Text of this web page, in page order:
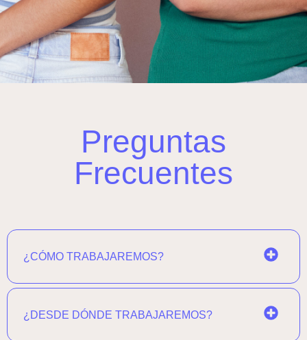
Preguntas
Frecuentes
¿CÓMO TRABAJAREMOS?
¿DESDE DÓNDE TRABAJAREMOS?